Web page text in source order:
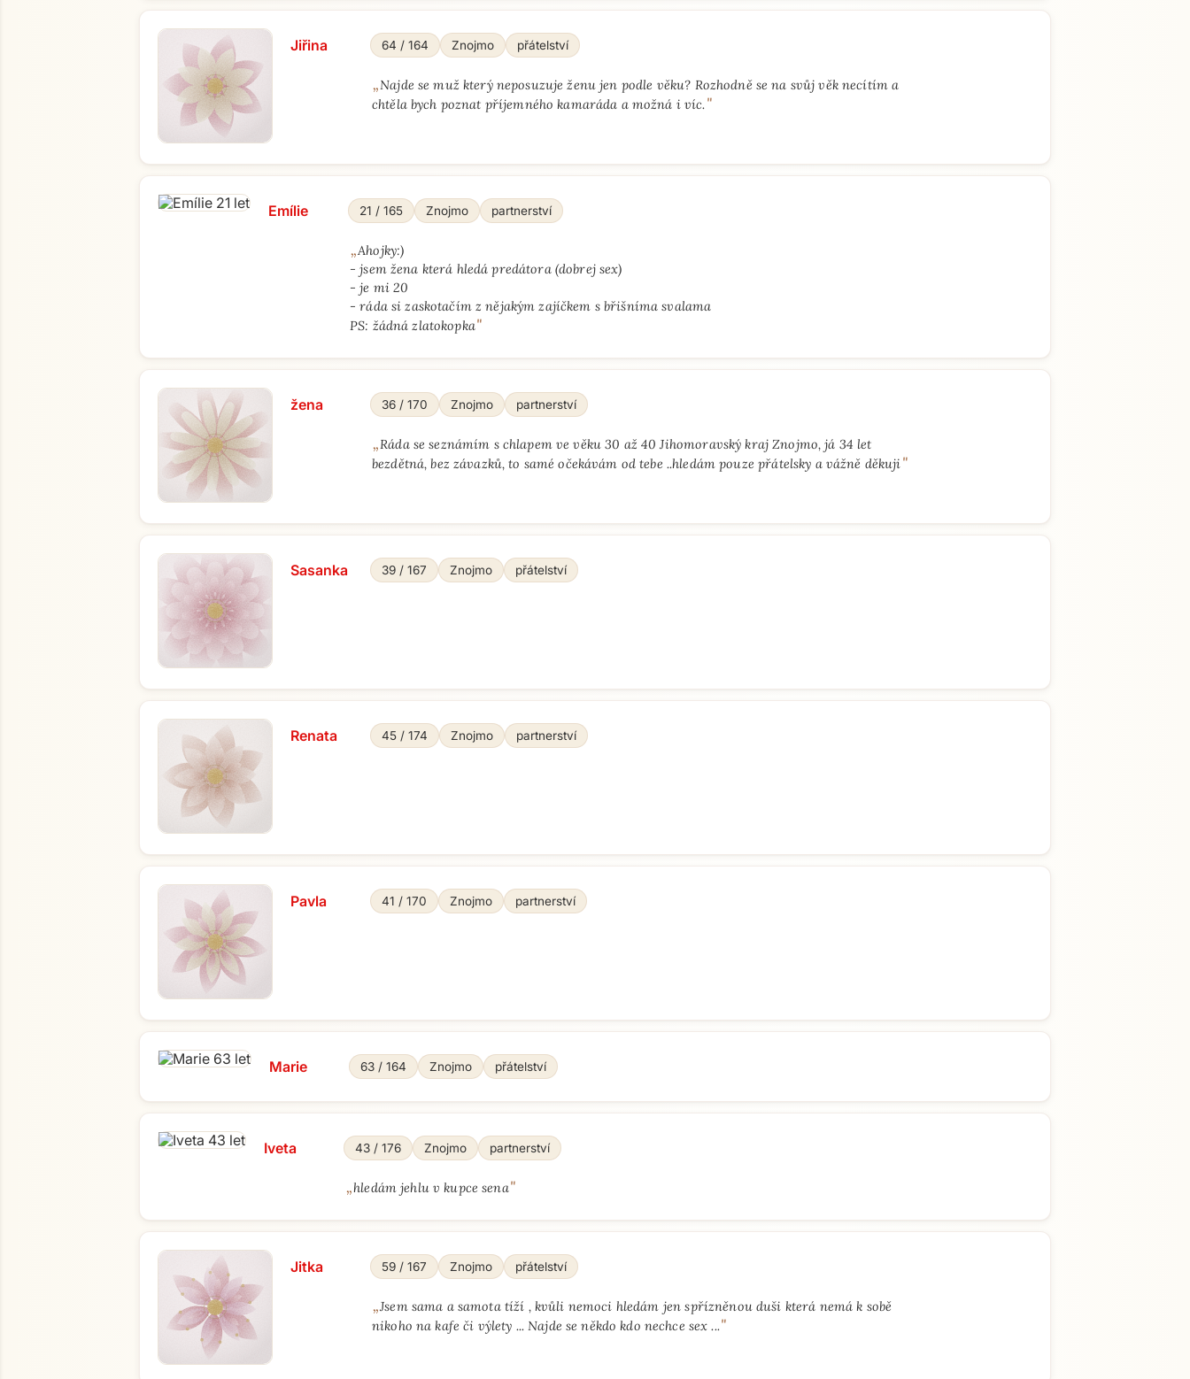
Jiřina 64 / 164 Znojmo přátelství
„Najde se muž který neposuzuje ženu jen podle věku? Rozhodně se na svůj věk necítím a
chtěla bych poznat příjemného kamaráda a možná i víc."
Emílie 21 / 165 Znojmo partnerství
„Ahojky:)
- jsem žena která hledá predátora (dobrej sex)
- je mi 20
- ráda si zaskotačím z nějakým zajíčkem s břišníma svalama
PS: žádná zlatokopka"
žena 36 / 170 Znojmo partnerství
„Ráda se seznámím s chlapem ve věku 30 až 40 Jihomoravský kraj Znojmo, já 34 let
bezdětná, bez závazků, to samé očekávám od tebe ..hledám pouze přátelsky a vážně děkuji"
Sasanka 39 / 167 Znojmo přátelství
Renata 45 / 174 Znojmo partnerství
Pavla 41 / 170 Znojmo partnerství
Marie 63 / 164 Znojmo přátelství
Iveta 43 / 176 Znojmo partnerství
„hledám jehlu v kupce sena"
Jitka 59 / 167 Znojmo přátelství
„Jsem sama a samota tíží , kvůli nemoci hledám jen spřízněnou duši která nemá k sobě
nikoho na kafe či výlety ... Najde se někdo kdo nechce sex ..."